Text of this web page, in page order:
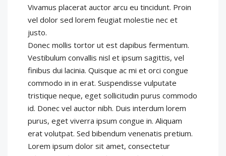
Vivamus placerat auctor arcu eu tincidunt. Proin
vel dolor sed lorem feugiat molestie nec et
justo.
Donec mollis tortor ut est dapibus fermentum.
Vestibulum convallis nisl et ipsum sagittis, vel
finibus dui lacinia. Quisque ac mi et orci congue
commodo in in erat. Suspendisse vulputate
tristique neque, eget sollicitudin purus commodo
id. Donec vel auctor nibh. Duis interdum lorem
purus, eget viverra ipsum congue in. Aliquam
erat volutpat. Sed bibendum venenatis pretium.
Lorem ipsum dolor sit amet, consectetur